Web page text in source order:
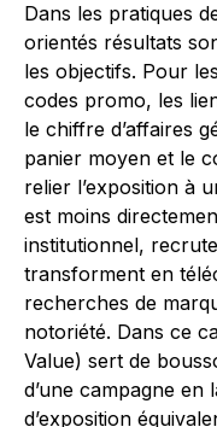
Dans les pratiques
orientés résultats
les objectifs. Pour
codes promo, les
le chiffre d’affaires
panier moyen et le
relier l’exposition à
est moins
institutionnel,
transforment en
recherches de
notoriété. Dans ce
Value) sert de
d’une campagne
d’exposition